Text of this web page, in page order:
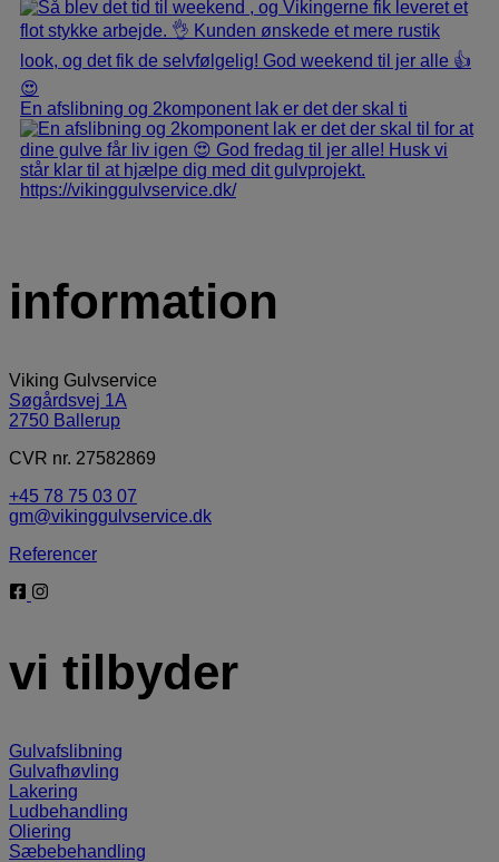
En afslibning og 2komponent lak er det der skal ti
information
Viking Gulvservice
Søgårdsvej 1A
2750 Ballerup​
CVR nr. 27582869
+45 78 75 03 07
gm@vikinggulvservice.dk
Referencer
vi tilbyder
Gulvafslibning
Gulvafhøvling
Lakering
Ludbehandling
Oliering
Sæbebehandling